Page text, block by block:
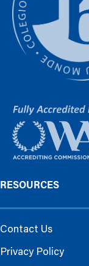
RESOURCES
Contact Us
Privacy Policy